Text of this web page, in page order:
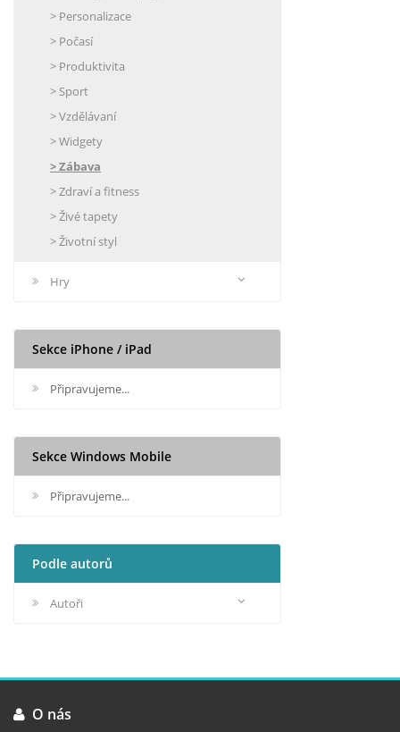
> Personalizace
> Počasí
> Produktivita
> Sport
> Vzdělávaní
> Widgety
> Zábava
> Zdraví a fitness
> Živé tapety
> Životní styl
Hry
Sekce iPhone / iPad
Připravujeme...
Sekce Windows Mobile
Připravujeme...
Podle autorů
Autoři
O nás